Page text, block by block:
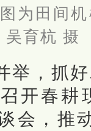
为田间
吴育杭 摄
举，抓
开春耕
会，推